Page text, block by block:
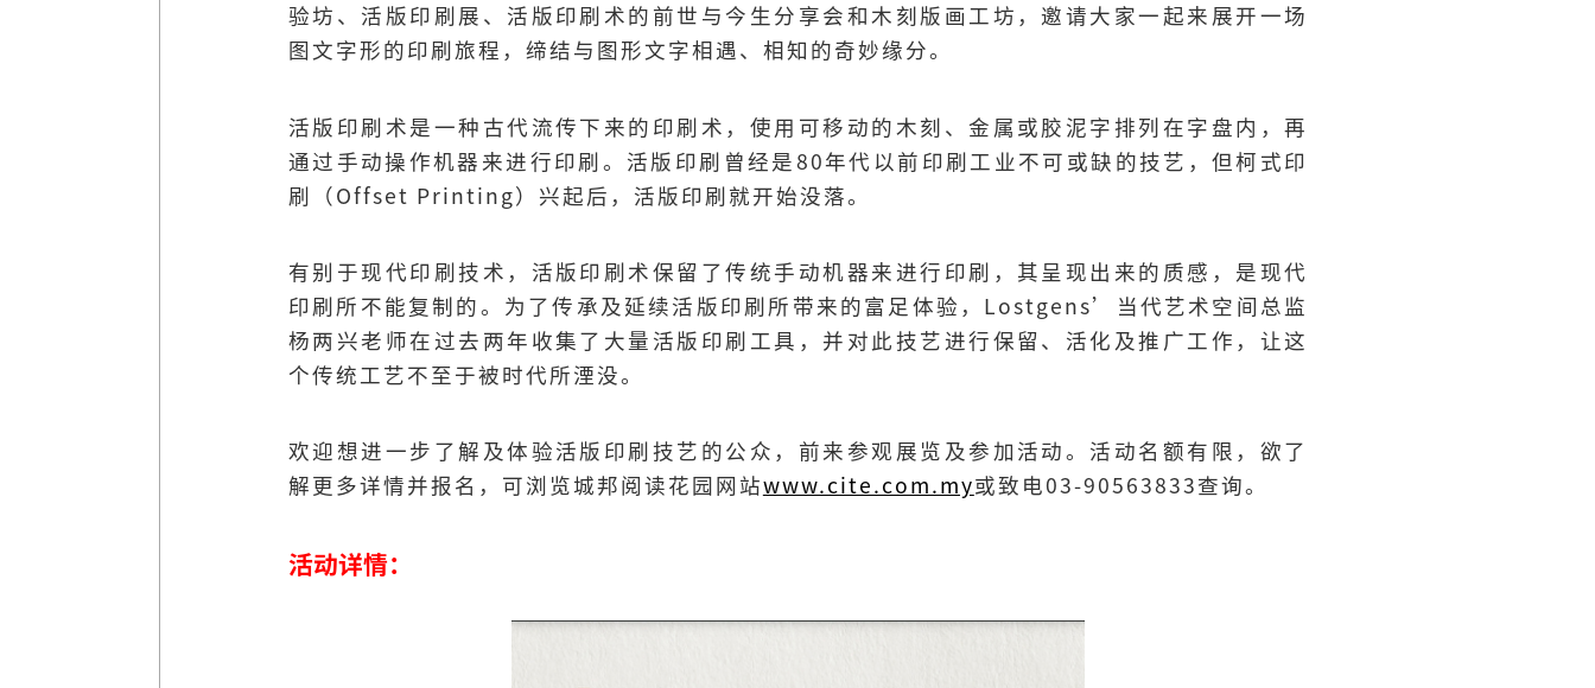
验坊、活版印刷展、活版印刷术的前世与今生分享会和木刻版画工坊，邀请大家一起来展开一场
图文字形的印刷旅程，缔结与图形文字相遇、相知的奇妙缘分。
活版印刷术是一种古代流传下来的印刷术，使用可移动的木刻、金属或胶泥字排列在字盘内，再
通过手动操作机器来进行印刷。活版印刷曾经是80年代以前印刷工业不可或缺的技艺，但柯式印
刷（Offset Printing）兴起后，活版印刷就开始没落。
有别于现代印刷技术，活版印刷术保留了传统手动机器来进行印刷，其呈现出来的质感，是现代
印刷所不能复制的。为了传承及延续活版印刷所带来的富足体验，Lostgens’当代艺术空间总监
杨两兴老师在过去两年收集了大量活版印刷工具，并对此技艺进行保留、活化及推广工作，让这
个传统工艺不至于被时代所湮没。
欢迎想进一步了解及体验活版印刷技艺的公众，前来参观展览及参加活动。活动名额有限，欲了
解更多详情并报名，可浏览城邦阅读花园网站www.cite.com.my或致电03-90563833查询。
活动详情：